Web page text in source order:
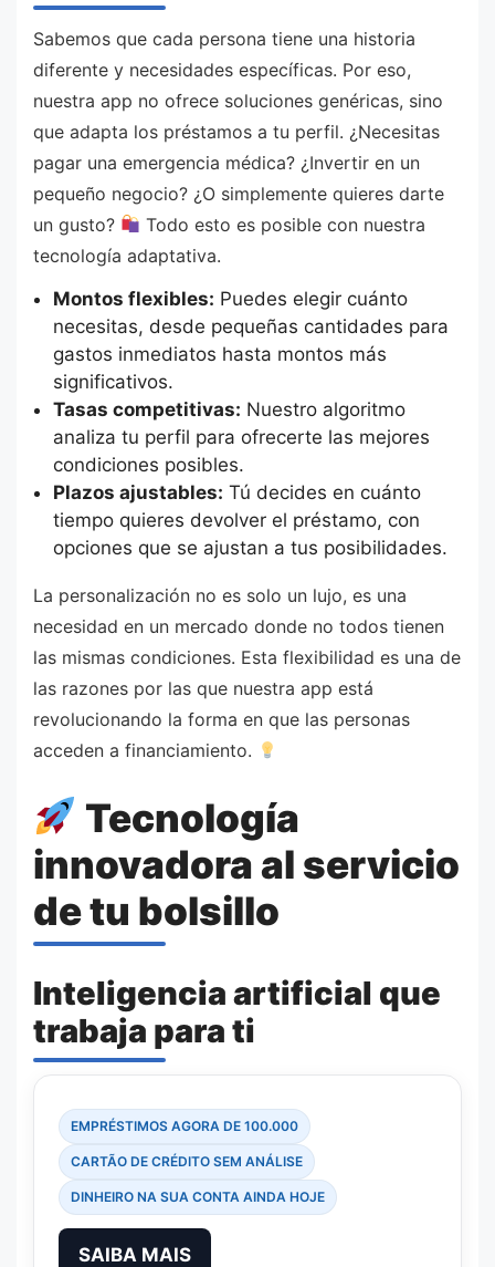
Sabemos que cada persona tiene una historia
diferente y necesidades específicas. Por eso,
nuestra app no ofrece soluciones genéricas, sino
que adapta los préstamos a tu perfil. ¿Necesitas
pagar una emergencia médica? ¿Invertir en un
pequeño negocio? ¿O simplemente quieres darte
un gusto?
Todo esto es posible con nuestra
tecnología adaptativa.
Montos flexibles: Puedes elegir cuánto
necesitas, desde pequeñas cantidades para
gastos inmediatos hasta montos más
significativos.
Tasas competitivas: Nuestro algoritmo
analiza tu perfil para ofrecerte las mejores
condiciones posibles.
Plazos ajustables: Tú decides en cuánto
tiempo quieres devolver el préstamo, con
opciones que se ajustan a tus posibilidades.
La personalización no es solo un lujo, es una
necesidad en un mercado donde no todos tienen
las mismas condiciones. Esta flexibilidad es una de
las razones por las que nuestra app está
revolucionando la forma en que las personas
acceden a financiamiento.
Tecnología
innovadora al servicio
de tu bolsillo
Inteligencia artificial que
trabaja para ti
EMPRÉSTIMOS AGORA DE 100.000
CARTÃO DE CRÉDITO SEM ANÁLISE
DINHEIRO NA SUA CONTA AINDA HOJE
SAIBA MAIS